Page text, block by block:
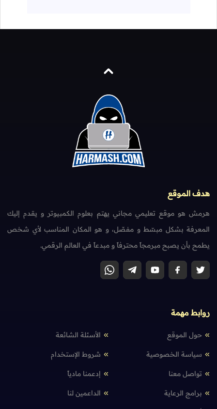
هدف الموقع
هرمش هو موقع تعليمي مجاني يهتم بعلوم الكمبيوتر و يقدم إليك
المعرفة بشكل مبسّط و مفصّل، و هو المكان المناسب لأي شخص
يطمح بأن يصبح مبرمجاً محترفاً و مبدعاً في العالم الرقمي.
روابط مهمة
حول الموقع الأسئلة الشائعة
سياسة الخصوصية شروط الإستخدام
تواصل معنا إدعمنا مادياً
برامج الرعاية الداعمين لنا